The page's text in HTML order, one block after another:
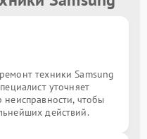
техники Samsung
уточняет
неисправности, чтобы
действий.